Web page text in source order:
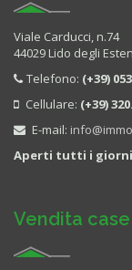
Viale Carducci, n.74
44029 Lido degli
Telefono: (+39)
Cellulare: (+39)
E-mail:
Aperti tutti i giorni
Vendita case